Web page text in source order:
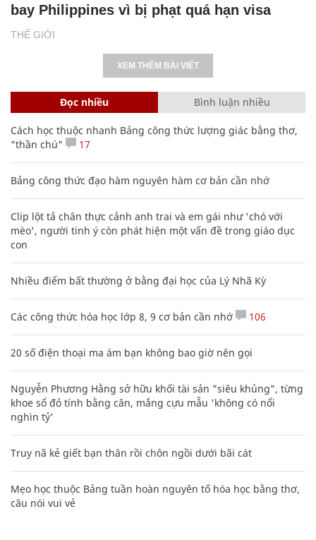
THẾ GIỚI
bay Philippines vì bị phạt quá hạn visa
XEM THÊM BÀI VIẾT
Đọc nhiều Bình luận nhiều
Cách học thuộc nhanh Bảng công thức lượng giác bằng thơ,
"thần chú"
17
Bảng công thức đạo hàm nguyên hàm cơ bản cần nhớ
Clip lột tả chân thực cảnh anh trai và em gái như 'chó với
mèo', người tinh ý còn phát hiện một vấn đề trong giáo dục
con
Nhiều điểm bất thường ở bằng đại học của Lý Nhã Kỳ
Các công thức hóa học lớp 8, 9 cơ bản cần nhớ 106
20 số điện thoại ma ám bạn không bao giờ nên gọi
Nguyễn Phương Hằng sở hữu khối tài sản "siêu khủng", từng
khoe sổ đỏ tính bằng cân, mắng cựu mẫu 'không có nổi
nghìn tỷ'
Truy nã kẻ giết bạn thân rồi chôn ngồi dưới bãi cát
Mẹo học thuộc Bảng tuần hoàn nguyên tố hóa học bằng thơ,
câu nói vui vẻ